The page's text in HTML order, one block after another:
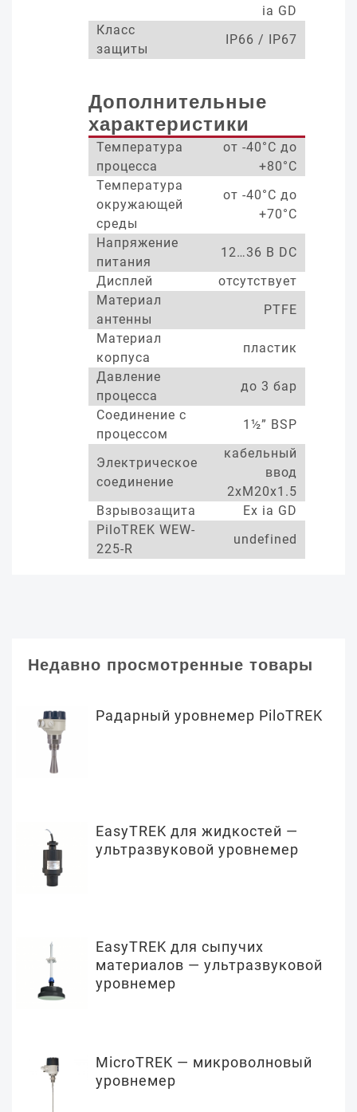
ia GD
Класс
защиты
IP66 / IP67
Дополнительные
характеристики
Температура
процесса
от -40°С до
+80°С
Температура
окружающей
среды
от -40°С до
+70°С
Напряжение
питания
12…36 В DC
Дисплей
отсутствует
Материал
антенны
PTFE
Материал
корпуса
пластик
Давление
процесса
до 3 бар
Соединение с
процессом
1½” BSP
Электрическое
соединение
кабельный
ввод
2xM20x1.5
Взрывозащита
Ex ia GD
PiloTREK WEW-
225-R
undefined
Недавно просмотренные товары
Радарный уровнемер PiloTREK
EasyTREK для жидкостей —
ультразвуковой уровнемер
EasyTREK для сыпучих
материалов — ультразвуковой
уровнемер
MicroTREK — микроволновый
уровнемер